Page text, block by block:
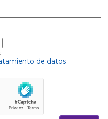
de datos